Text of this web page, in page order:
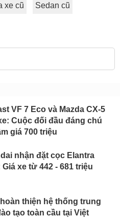
xe cũ Sedan cũ
VF 7 Eco và Mazda CX-5
Cuộc đối đầu đáng chú
giá 700 triệu
nhận đặt cọc Elantra
Giá xe từ 442 - 681 triệu
thiện hệ thống trung
tạo toàn cầu tại Việt